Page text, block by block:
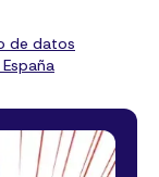
de datos